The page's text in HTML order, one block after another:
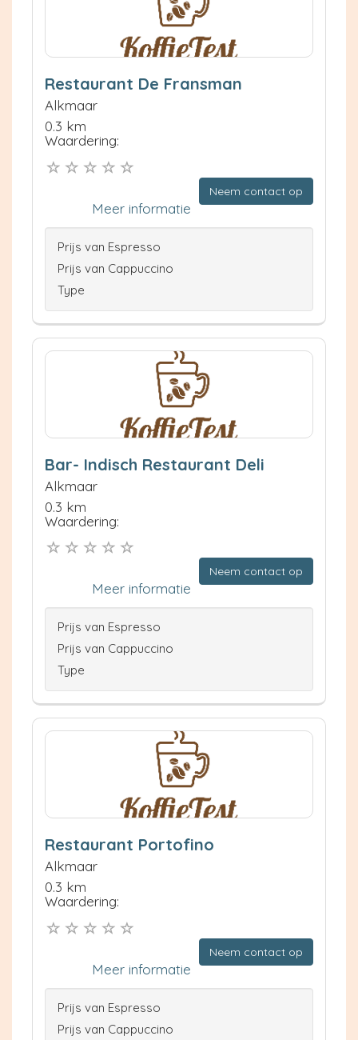
Restaurant De Fransman
Alkmaar
0.3 km
Waardering:
Neem contact op
Meer informatie
Prijs van Espresso
Prijs van Cappuccino
Type
Bar- Indisch Restaurant Deli
Alkmaar
0.3 km
Waardering:
Neem contact op
Meer informatie
Prijs van Espresso
Prijs van Cappuccino
Type
Restaurant Portofino
Alkmaar
0.3 km
Waardering:
Neem contact op
Meer informatie
Prijs van Espresso
Prijs van Cappuccino